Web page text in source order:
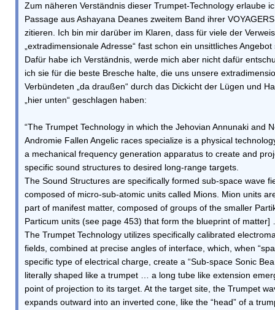
Zum näheren Verständnis dieser Trumpet-Technology erlaube
Passage aus Ashayana Deanes zweitem Band ihrer
zitieren. Ich bin mir darüber im Klaren, dass für viele der
„extradimensionale Adresse“ fast schon ein unsittliches
Dafür habe ich Verständnis, werde mich aber nicht dafür
ich sie für die beste Bresche halte, die uns unsere
Verbündeten „da draußen“ durch das Dickicht der Lügen und
„hier unten“ geschlagen haben:
“The Trumpet Technology in which the Jehovian Annunaki and
Andromie Fallen Angelic races specialize is a physical
a mechanical frequency generation apparatus to create and
specific sound structures to desired long-range targets.
The Sound Structures are specifically formed sub-space wave
composed of micro-sub-atomic units called Mions. Mion units
part of manifest matter, composed of groups of the smaller
Particum units (see page 453) that form the blueprint of
The Trumpet Technology utilizes specifically calibrated
fields, combined at precise angles of interface, which, when
specific type of electrical charge, create a “Sub-space Sonic
literally shaped like a trumpet … a long tube like extension
point of projection to its target. At the target site, the Trumpet
expands outward into an inverted cone, like the “head” of a